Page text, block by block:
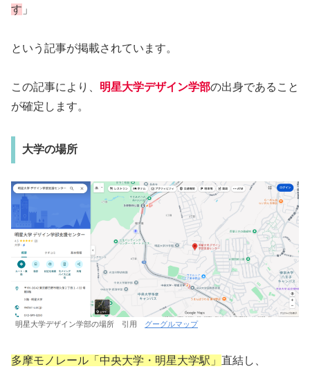
す 」
という記事が掲載されています。
この記事により、 明星大学デザイン学部の出身であること
が確定します。
大学の場所
明星大学デザイン学部の場所 引用 グーグルマップ
多摩モノレール「中央大学・明星大学駅」 直結し、